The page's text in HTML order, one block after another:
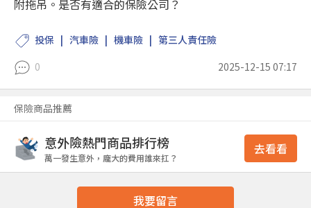
附拖吊。是否有適合的保險公司？
投保 汽車險 機車險
第三人責任險
0
2025-12-15 07:17
保險商品推薦
意外險熱門商品排行榜
萬一發生意外，龐大的費用誰來扛？
去看看
我要留言